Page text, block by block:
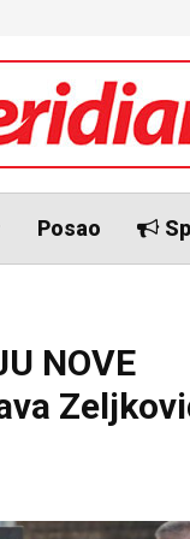
Posao
NOVE